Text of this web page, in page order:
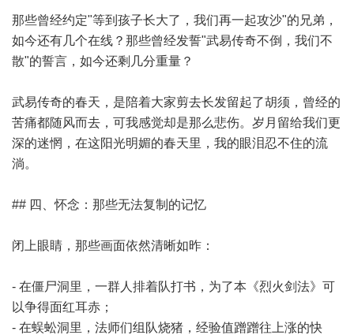
那些曾经约定"等到孩子长大了，我们再一起攻沙"的兄弟，
如今还有几个在线？那些曾经发誓"武易传奇不倒，我们不
散"的誓言，如今还剩几分重量？
武易传奇的春天，是陪着大家剪去长发留起了胡须，曾经的
苦痛都随风而去，可我感觉却是那么悲伤。岁月留给我们更
深的迷惘，在这阳光明媚的春天里，我的眼泪忍不住的流
淌。
## 四、怀念：那些无法复制的记忆
闭上眼睛，那些画面依然清晰如昨：
- 在僵尸洞里，一群人排着队打书，为了本《烈火剑法》可
以争得面红耳赤；
- 在蜈蚣洞里，法师们组队烧猪，经验值蹭蹭往上涨的快